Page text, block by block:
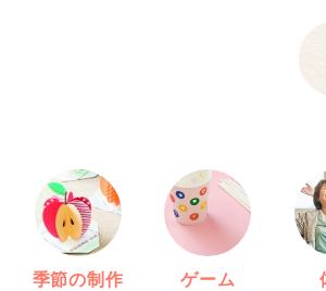
季節の制作 ゲーム